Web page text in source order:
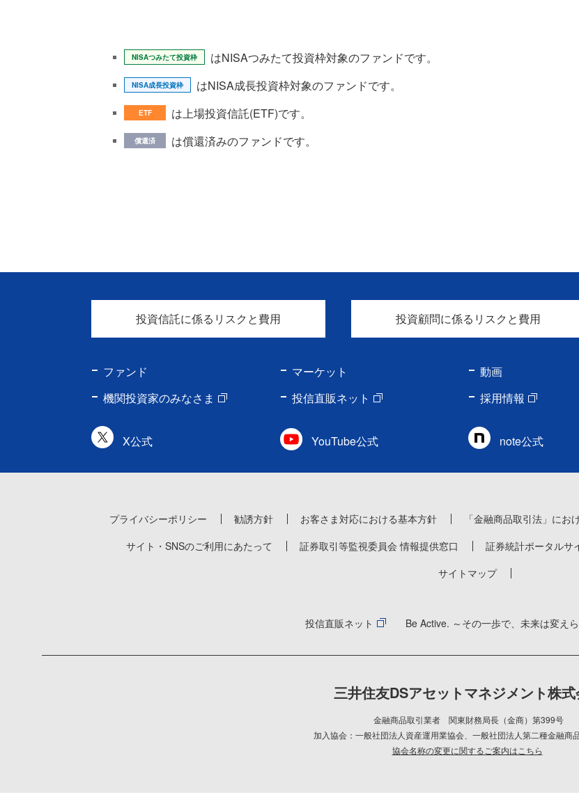
NISAつみたて投資枠 はNISAつみたて投資枠対象のファンドです。
NISA成長投資枠 はNISA成長投資枠対象のファンドです。
ETF は上場投資信託(ETF)です。
償還済 は償還済みのファンドです。
投資信託に係るリスクと費用 投資顧問に係るリスクと費用
ファンド マーケット 動画
機関投資家のみなさま
投信直販ネット 採用情報
X公式 YouTube公式 note公式
プライバシーポリシー 勧誘方針 お客さま対応における基本方針
「金融商品取引法」に
サイト・SNSのご利用にあたって
証券取引等監視委員会 情報提供窓口 証券統計ポータルサ
サイトマップ
投信直販ネット Be Active. ～その一歩で、未来は変え
三井住友DSアセットマネジメント株
金融商品取引業者 関東財務局長（金商）第399号
加入協会：一般社団法人資産運用業協会
一般社団法人第二種金融商
協会名称の変更に関するご案内はこちら